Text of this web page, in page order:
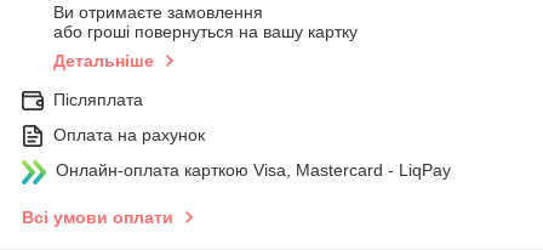
Ви отримаєте замовлення
або гроші повернуться на вашу картку
Детальніше
Післяплата
Оплата на рахунок
Онлайн-оплата карткою Visa, Mastercard - LiqPay
Всі умови оплати